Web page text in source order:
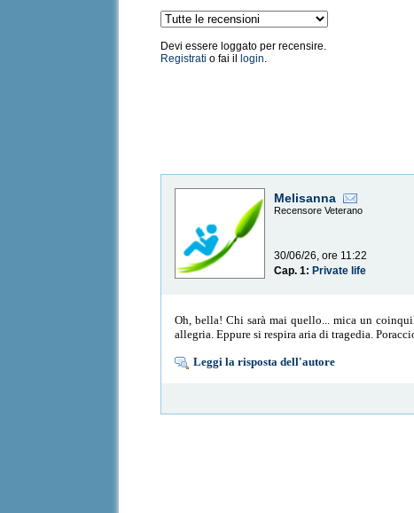
Devi essere loggato per recensire.
Registrati o fai il login.
Melisanna
Recensore Veterano
30/06/26, ore 11:22
Cap. 1: Private life
Oh, bella! Chi sarà mai quello... mica un
allegria. Eppure si respira aria di tragedia.
Leggi la risposta dell'autore